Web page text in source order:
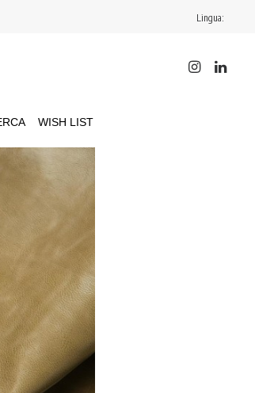
Lingua: